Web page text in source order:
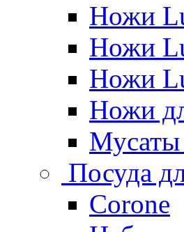
Ножи
Ножи
Ножи
Ножи
Мусаты
Посуда
Corone